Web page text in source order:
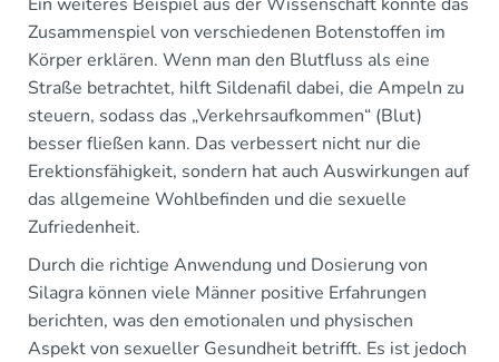
Zusammenspiel von verschiedenen Botenstoffen im
Körper erklären. Wenn man den Blutfluss als eine
Straße betrachtet, hilft Sildenafil dabei, die Ampeln zu
steuern, sodass das „Verkehrsaufkommen“ (Blut)
besser fließen kann. Das verbessert nicht nur die
Erektionsfähigkeit, sondern hat auch Auswirkungen auf
das allgemeine Wohlbefinden und die sexuelle
Zufriedenheit.
Durch die richtige Anwendung und Dosierung von
Silagra können viele Männer positive Erfahrungen
berichten, was den emotionalen und physischen
Aspekt von sexueller Gesundheit betrifft. Es ist jedoch